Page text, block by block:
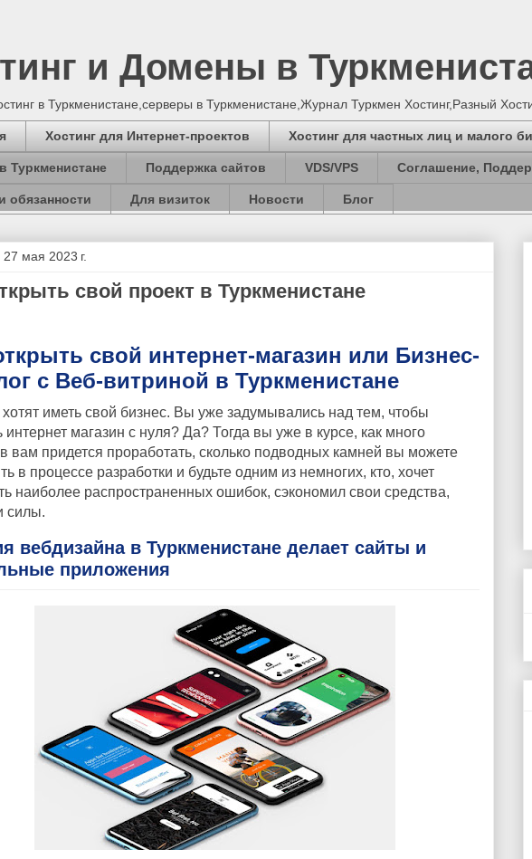
и Домены в
в Туркменистане,серверы в Туркменистане,Журнал Туркмен Хостинг,Разный
Хостинг для Интернет-проектов Хостинг для частных лиц и малого
Туркменистане Поддержка сайтов VDS/VPS Соглашение,
обязанности Для визиток Новости Блог
27 мая 2023 г.
свой проект в Туркменистане
свой интернет-магазин или Бизнес-
с Веб-витриной в Туркменистане
иметь свой бизнес. Вы уже задумывались над тем, чтобы
интернет магазин с нуля? Да? Тогда вы уже в курсе, как много
вам придется проработать, сколько подводных камней вы можете
в процессе разработки и будьте одним из немногих, кто, хочет
наиболее распространенных ошибок, сэкономил свои средства,
силы.
вебдизайна в Туркменистане делает сайты и
приложения